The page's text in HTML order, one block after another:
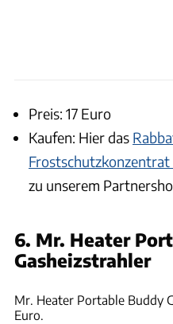
Preis: 17 Euro
Kaufen: Hier das
Frostschutzkonzentrat
zu unserem
6. Mr. Heater
Gasheizstrahler
Mr. Heater Portable Buddy
Euro.